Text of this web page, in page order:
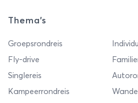
Thema's
Groepsrondreis
Fly-drive
Singlereis
Kampeerrondreis